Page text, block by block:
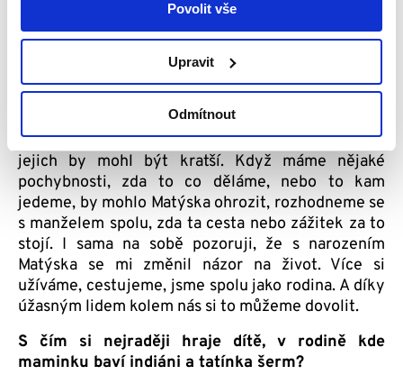
Povolit vše
Upravit
Odmítnout
nedomácích podmínkách. Ano, je to náročnější,
mohli jsme se rozhodnout sedět doma ve
sterilizovaném prostředí, ale to bychom nebyli my.
Za prvé si myslím, že by tento způsob života ve
čtyřech zdech nedal náš vztah a za druhé si
myslím, že užít si život na plno bychom měli
všichni. A ne jen ti, kteří už teď třeba tuší, že ten
jejich by mohl být kratší. Když máme nějaké
pochybnosti, zda to co děláme, nebo to kam
jedeme, by mohlo Matýska ohrozit, rozhodneme se
s manželem spolu, zda ta cesta nebo zážitek za to
stojí. I sama na sobě pozoruji, že s narozením
Matýska se mi změnil názor na život. Více si
užíváme, cestujeme, jsme spolu jako rodina. A díky
úžasným lidem kolem nás si to můžeme dovolit.
S čím si nejraději hraje dítě, v rodině kde
maminku baví indiáni a tatínka šerm?